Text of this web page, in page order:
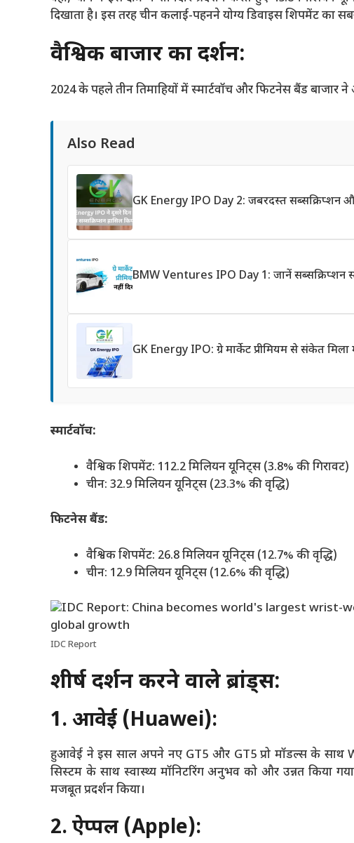
दिखाता है। इस तरह चीन कलाई-पहनने योग्य डिवाइस शिपमेंट का
वैश्विक बाजार का प्रदर्शन:
2024 के पहले तीन तिमाहियों में स्मार्टवॉच और फिटनेस बैंड बाजार
Also Read
GK Energy IPO Day 2: जबरदस्त सब्सक्रिप्शन
BMW Ventures IPO Day 1: जानें सब्सक्रिप्शन
GK Energy IPO: ग्रे मार्केट प्रीमियम से संकेत
स्मार्टवॉच:
वैश्विक शिपमेंट: 112.2 मिलियन यूनिट्स (3.8% की गिरावट)
चीन: 32.9 मिलियन यूनिट्स (23.3% की वृद्धि)
फिटनेस बैंड:
वैश्विक शिपमेंट: 26.8 मिलियन यूनिट्स (12.7% की वृद्धि)
चीन: 12.9 मिलियन यूनिट्स (12.6% की वृद्धि)
IDC Report
शीर्ष प्रदर्शन करने वाले ब्रांड्स:
1. हुआवेई (Huawei):
हुआवेई ने इस साल अपने नए GT5 और GT5 प्रो मॉडल्स के साथ
सिस्टम के साथ स्वास्थ्य मॉनिटरिंग अनुभव को और उन्नत किया
मजबूत प्रदर्शन किया।
2. ऐप्पल (Apple):